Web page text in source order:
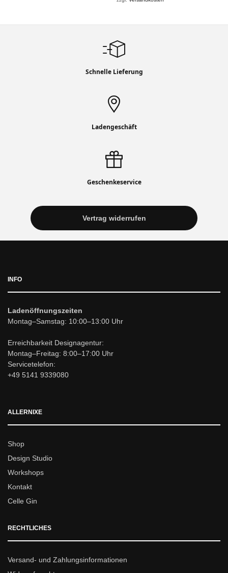
Schnelle Lieferung
Ladengeschäft
Geschenkeservice
Vertrag widerrufen
INFO
Ladenöffnungszeiten
Montag–Samstag: 10:00–13:00 Uhr
Erreichbarkeit Designagentur:
Montag–Freitag: 8:00–17:00 Uhr
Servicetelefon:
+49 5141 9339080
ALLERNIXE
Shop
Design Studio
Workshops
Kontakt
Celle Gin
RECHTLICHES
Versand- und Zahlungsinformationen